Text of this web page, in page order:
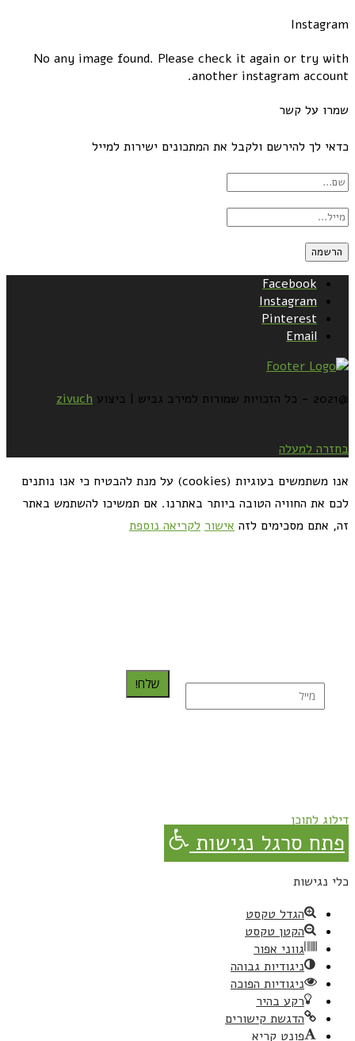
Instagram
No any image found. Please check it again or try with
another instagram account.
שמרו על קשר
כדאי לך להירשם ולקבל את המתכונים ישירות למייל
Facebook
Instagram
Pinterest
Email
@2021 - כל הזכויות שמורות למירב גביש | ביצוע zivuch
בחזרה למעלה
אנו משתמשים בעוגיות (cookies) על מנת להבטיח כי אנו נותנים
לכם את החוויה הטובה ביותר באתרנו. אם תמשיכו להשתמש באתר
זה, אתם מסכימים לזה אישור לקריאה נוספת
שלח!
דילוג לתוכן
פתח סרגל נגישות
כלי נגישות
הגדל טקסט
הקטן טקסט
גווני אפור
ניגודיות גבוהה
ניגודיות הפוכה
רקע בהיר
הדגשת קישורים
פונט קריא